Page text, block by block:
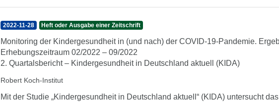
2022-11-28 Heft oder Ausgabe einer Zeitschrift
Monitoring der Kindergesundheit in (und nach) der COVID-19-Pandemie.
Erhebungszeitraum 02/2022 – 09/2022
2. Quartalsbericht – Kindergesundheit in Deutschland aktuell (KIDA)
Robert Koch-Institut
Mit der Studie „Kindergesundheit in Deutschland aktuell“ (KIDA) untersucht